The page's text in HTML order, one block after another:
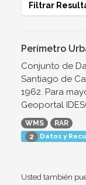
Filtrar
Perímetro
Conjunto de
Santiago de
1962. Para
Geoportal
WMS
RAR
2 Datos y
Usted también